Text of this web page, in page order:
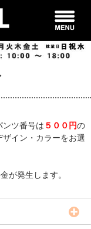
ンツ番号は ５００円の
イン・カラーをお選
が発生します。